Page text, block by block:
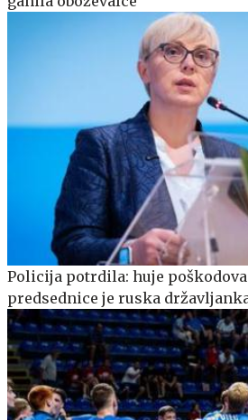
Policija potrdila: huje
predsednice je ruska